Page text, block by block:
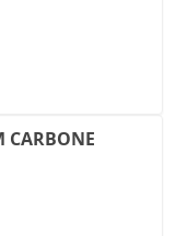
CARBONE